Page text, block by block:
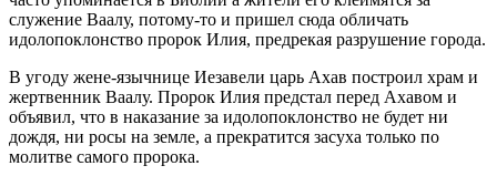
служение Ваалу, потому-то и пришел сюда обличать
идолопоклонство пророк Илия, предрекая разрушение города.
В угоду жене-язычнице Иезавели царь Ахав построил храм и
жертвенник Ваалу. Пророк Илия предстал перед Ахавом и
объявил, что в наказание за идолопоклонство не будет ни
дождя, ни росы на земле, а прекратится засуха только по
молитве самого пророка.